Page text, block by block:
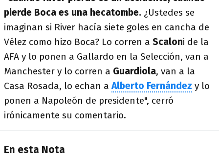
pierde Boca es una hecatombe. ¿Ustedes se
imaginan si River hacía siete goles en cancha de
Vélez como hizo Boca? Lo corren a Scaloni de la
AFA y lo ponen a Gallardo en la Selección, van a
Manchester y lo corren a Guardiola, van a la
Casa Rosada, lo echan aAlberto Fernández y lo
ponen a Napoleón de presidente", cerró
irónicamente su comentario.
En esta Nota